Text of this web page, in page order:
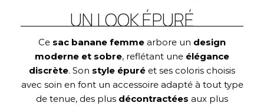
UN LOOK ÉPURÉ
Ce sac banane femme arbore un design
moderne et sobre, reflétant une élégance
discrète. Son style épuré et ses coloris choisis
avec soin en font un accessoire adapté à tout type
de tenue, des plus décontractées aux plus